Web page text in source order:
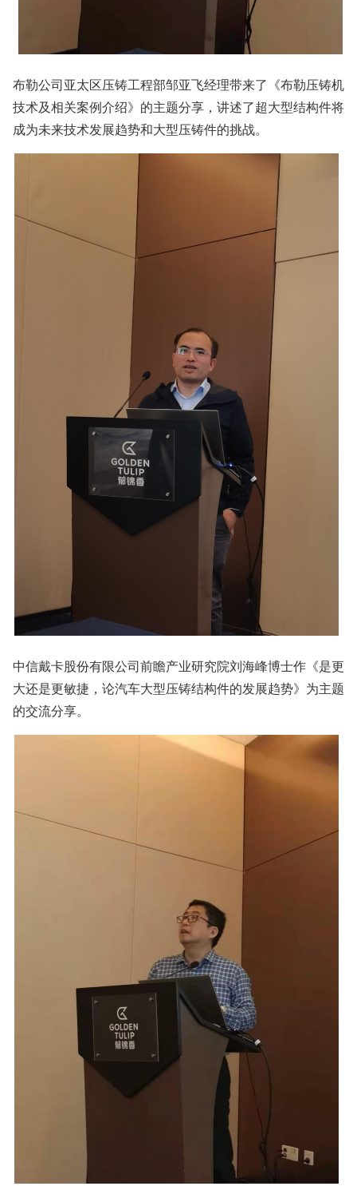
布勒公司亚太区压铸工程部邹亚飞经理带来了《布勒压铸机
技术及相关案例介绍》的主题分享，讲述了超大型结构件将
成为未来技术发展趋势和大型压铸件的挑战。
中信戴卡股份有限公司前瞻产业研究院刘海峰博士作《是更
大还是更敏捷，论汽车大型压铸结构件的发展趋势》为主题
的交流分享。